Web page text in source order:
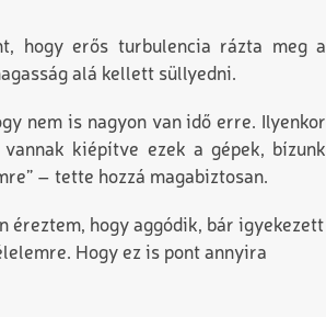
hogy erős turbulencia rázta meg a
alá kellett süllyedni.
nem is nagyon van idő erre. Ilyenkor
kiépítve ezek a gépek, bízunk
– tette hozzá magabiztosan.
éreztem, hogy aggódik, bár igyekezett
Hogy ez is pont annyira